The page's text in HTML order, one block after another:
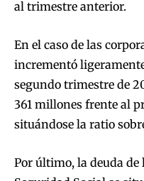
al trimestre anterior.
En el caso de las
incrementó
segundo trimestre de
361 millones frente al
situándose la ratio
Por último, la deuda